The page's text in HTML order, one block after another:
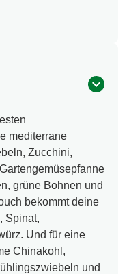
mediterrane
Zucchini,
grüne Bohnen und
bekommt deine
Spinat,
Und für eine
Chinakohl,
und